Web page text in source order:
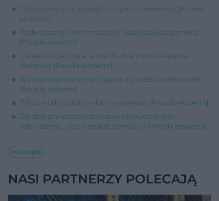
Odżywianie przy podwyższonym cholesterolu [Porada
eksperta]
Podwyższony kwas moczowy. Gdzie szukać pomocy?
[Porada eksperta]
Ustawiona tarczyca, a nie chudnę mimo wsparcia
dietetyka [Porada eksperta]
Wyrównana cukrzyca ciążowa a grzeszki dietetyczne
[Porada eksperta]
Zdrowe odchudzanie dla nastolatków [Porada eksperta]
Źle dobrane zapotrzebowanie kaloryczne przy
odchudzaniu. Gdzie szukać pomocy? [Porada eksperta]
Iza Czajka
NASI PARTNERZY POLECAJĄ